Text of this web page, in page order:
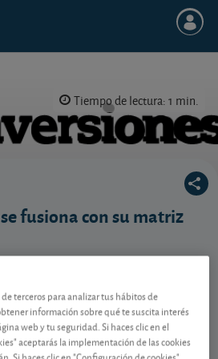
Tiempo de lectura: 1 min.
fusiona con su matriz
finalmente la italiana
se fusionarán.
reservado a SOCIOS
terceros para analizar tus hábitos de
información sobre qué te suscita interés
web y tu seguridad. Si haces clic en el
aceptarás la implementación de las cookies